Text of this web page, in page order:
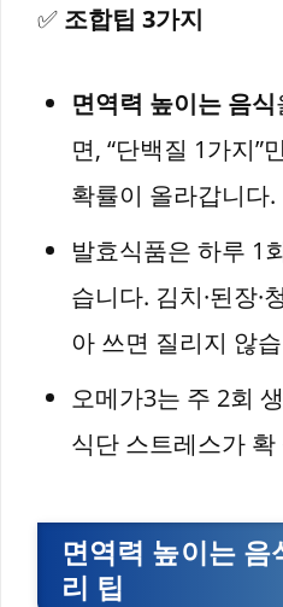
✅ 조합팁 3가지
면역력 높이는 음식
면, “단백질 1가지”
확률이 올라갑니다.
발효식품은 하루 1
습니다. 김치·된장·
아 쓰면 질리지 않
오메가3는 주 2회
식단 스트레스가
면역력 높이는
리 팁